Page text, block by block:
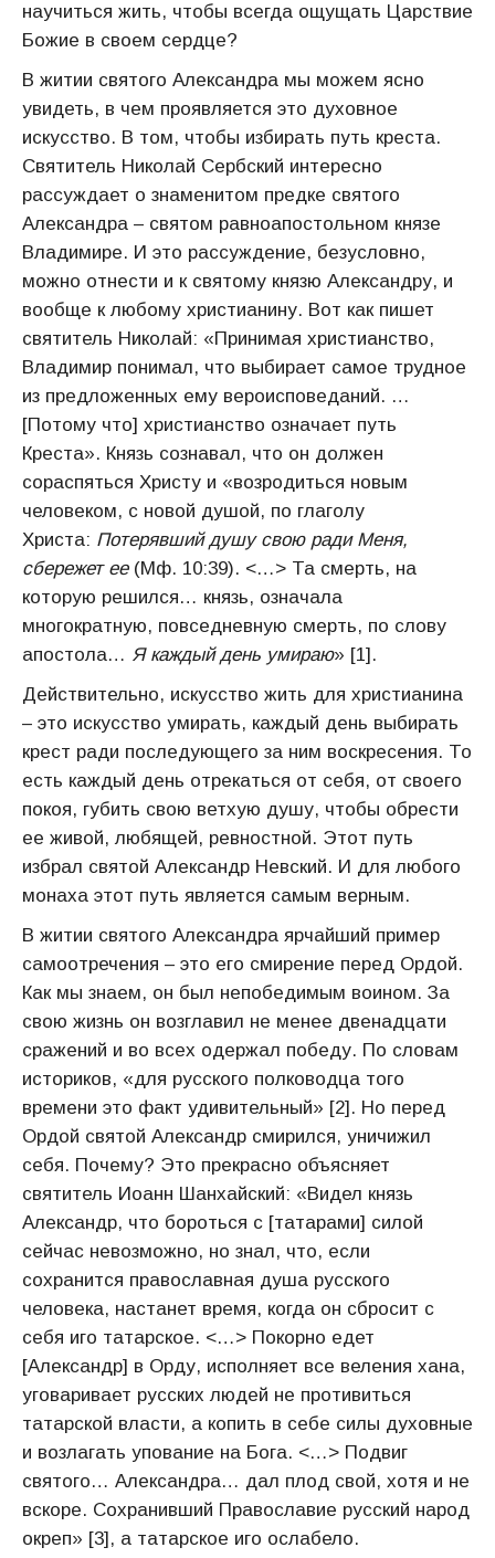
научиться жить, чтобы всегда ощущать Царствие
Божие в своем сердце?
В житии святого Александра мы можем ясно
увидеть, в чем проявляется это духовное
искусство. В том, чтобы избирать путь креста.
Святитель Николай Сербский интересно
рассуждает о знаменитом предке святого
Александра – святом равноапостольном князе
Владимире. И это рассуждение, безусловно,
можно отнести и к святому князю Александру, и
вообще к любому христианину. Вот как пишет
святитель Николай: «Принимая христианство,
Владимир понимал, что выбирает самое трудное
из предложенных ему вероисповеданий. …
[Потому что] христианство означает путь
Креста». Князь сознавал, что он должен
сораспяться Христу и «возродиться новым
человеком, с новой душой, по глаголу
Христа: Потерявший душу свою ради Меня,
сбережет ее(Мф. 10:39). <…> Та смерть, на
которую решился… князь, означала
многократную, повседневную смерть, по слову
апостола… Я каждый день умираю» [1].
Действительно, искусство жить для христианина
– это искусство умирать, каждый день выбирать
крест ради последующего за ним воскресения. То
есть каждый день отрекаться от себя, от своего
покоя, губить свою ветхую душу, чтобы обрести
ее живой, любящей, ревностной. Этот путь
избрал святой Александр Невский. И для любого
монаха этот путь является самым верным.
В житии святого Александра ярчайший пример
самоотречения – это его смирение перед Ордой.
Как мы знаем, он был непобедимым воином. За
свою жизнь он возглавил не менее двенадцати
сражений и во всех одержал победу. По словам
историков, «для русского полководца того
времени это факт удивительный» [2]. Но перед
Ордой святой Александр смирился, уничижил
себя. Почему? Это прекрасно объясняет
святитель Иоанн Шанхайский: «Видел князь
Александр, что бороться с [татарами] силой
сейчас невозможно, но знал, что, если
сохранится православная душа русского
человека, настанет время, когда он сбросит с
себя иго татарское. <…> Покорно едет
[Александр] в Орду, исполняет все веления хана,
уговаривает русских людей не противиться
татарской власти, а копить в себе силы духовные
и возлагать упование на Бога. <…> Подвиг
святого… Александра… дал плод свой, хотя и не
вскоре. Сохранивший Православие русский народ
окреп» [3], а татарское иго ослабело.